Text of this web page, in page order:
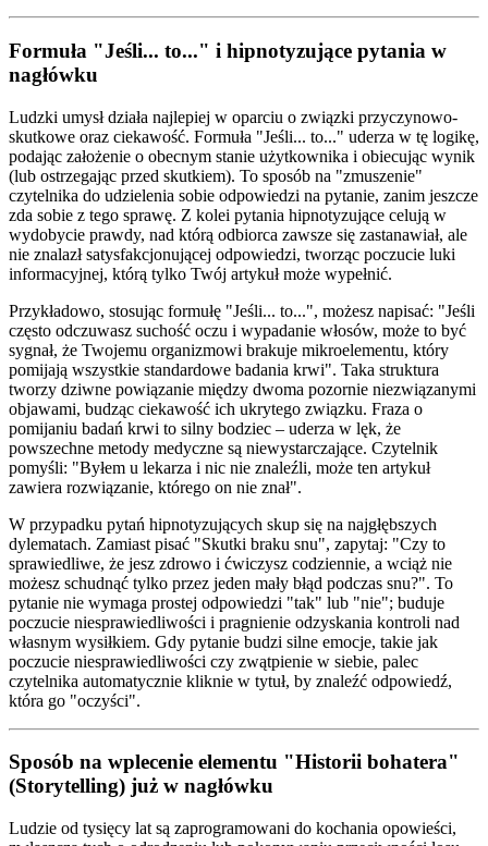
Formuła "Jeśli... to..." i hipnotyzujące pytania w
nagłówku
Ludzki umysł działa najlepiej w oparciu o związki przyczynowo-
skutkowe oraz ciekawość. Formuła "Jeśli... to..." uderza w tę logikę,
podając założenie o obecnym stanie użytkownika i obiecując wynik
(lub ostrzegając przed skutkiem). To sposób na "zmuszenie"
czytelnika do udzielenia sobie odpowiedzi na pytanie, zanim jeszcze
zda sobie z tego sprawę. Z kolei pytania hipnotyzujące celują w
wydobycie prawdy, nad którą odbiorca zawsze się zastanawiał, ale
nie znalazł satysfakcjonującej odpowiedzi, tworząc poczucie luki
informacyjnej, którą tylko Twój artykuł może wypełnić.
Przykładowo, stosując formułę "Jeśli... to...", możesz napisać: "Jeśli
często odczuwasz suchość oczu i wypadanie włosów, może to być
sygnał, że Twojemu organizmowi brakuje mikroelementu, który
pomijają wszystkie standardowe badania krwi". Taka struktura
tworzy dziwne powiązanie między dwoma pozornie niezwiązanymi
objawami, budząc ciekawość ich ukrytego związku. Fraza o
pomijaniu badań krwi to silny bodziec – uderza w lęk, że
powszechne metody medyczne są niewystarczające. Czytelnik
pomyśli: "Byłem u lekarza i nic nie znaleźli, może ten artykuł
zawiera rozwiązanie, którego on nie znał".
W przypadku pytań hipnotyzujących skup się na najgłębszych
dylematach. Zamiast pisać "Skutki braku snu", zapytaj: "Czy to
sprawiedliwe, że jesz zdrowo i ćwiczysz codziennie, a wciąż nie
możesz schudnąć tylko przez jeden mały błąd podczas snu?". To
pytanie nie wymaga prostej odpowiedzi "tak" lub "nie"; buduje
poczucie niesprawiedliwości i pragnienie odzyskania kontroli nad
własnym wysiłkiem. Gdy pytanie budzi silne emocje, takie jak
poczucie niesprawiedliwości czy zwątpienie w siebie, palec
czytelnika automatycznie kliknie w tytuł, by znaleźć odpowiedź,
która go "oczyści".
Sposób na wplecenie elementu "Historii bohatera"
(Storytelling) już w nagłówku
Ludzie od tysięcy lat są zaprogramowani do kochania opowieści,